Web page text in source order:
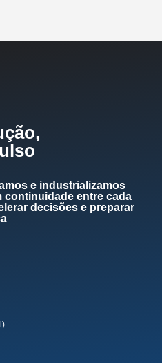
e industrializamos
entre cada
decisões e preparar